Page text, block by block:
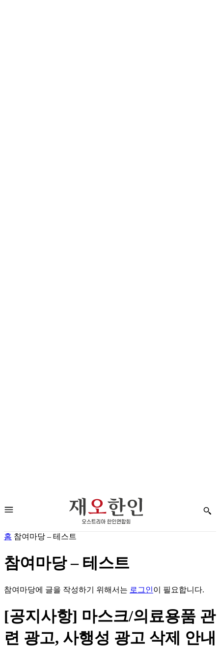
홈 참여마당 – 테스트
참여마당 – 테스트
참여마당에 글을 작성하기 위해서는 로그인이 필요합니다.
[공지사항] 마스크/의료용품 관
련 광고, 사행성 광고 삭제 안내